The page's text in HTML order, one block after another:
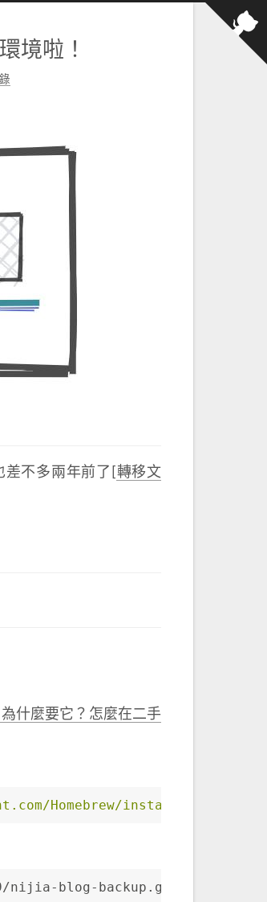
境啦！
不多兩年前了[ 轉移文
為什麼要它？怎麼在二手
Homebrew/install/master/
nijia-blog-backup.git